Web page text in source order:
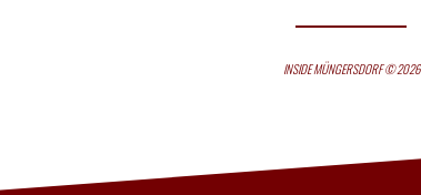
INSIDE MÜNGERSDORF © 2026